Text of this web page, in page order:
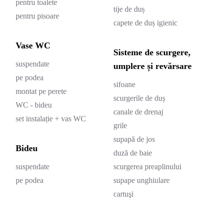
pentru toalete
pentru pisoare
Vase WC
suspendate
pe podea
montat pe perete
WC - bideu
set instalație + vas WC
Bideu
suspendate
pe podea
tije de duș
capete de duș igienic
Sisteme de scurgere,
umplere și revărsare
sifoane
scurgerile de duș
canale de drenaj
grile
supapă de jos
duză de baie
scurgerea preaplinului
supape unghiulare
cartuşi